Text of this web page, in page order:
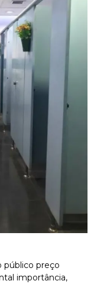
público preço
importância,